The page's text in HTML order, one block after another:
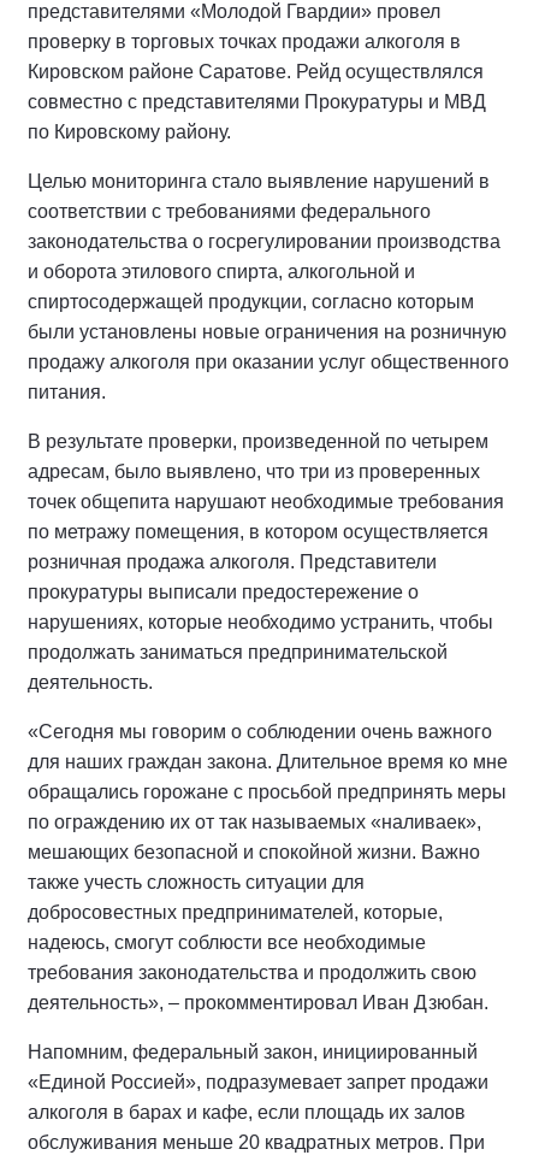
представителями «Молодой Гвардии» провел
проверку в торговых точках продажи алкоголя в
Кировском районе Саратове. Рейд осуществлялся
совместно с представителями Прокуратуры и МВД
по Кировскому району.
Целью мониторинга стало выявление нарушений в
соответствии с требованиями федерального
законодательства о госрегулировании производства
и оборота этилового спирта, алкогольной и
спиртосодержащей продукции, согласно которым
были установлены новые ограничения на розничную
продажу алкоголя при оказании услуг общественного
питания.
В результате проверки, произведенной по четырем
адресам, было выявлено, что три из проверенных
точек общепита нарушают необходимые требования
по метражу помещения, в котором осуществляется
розничная продажа алкоголя. Представители
прокуратуры выписали предостережение о
нарушениях, которые необходимо устранить, чтобы
продолжать заниматься предпринимательской
деятельность.
«Сегодня мы говорим о соблюдении очень важного
для наших граждан закона. Длительное время ко мне
обращались горожане с просьбой предпринять меры
по ограждению их от так называемых «наливаек»,
мешающих безопасной и спокойной жизни. Важно
также учесть сложность ситуации для
добросовестных предпринимателей, которые,
надеюсь, смогут соблюсти все необходимые
требования законодательства и продолжить свою
деятельность», – прокомментировал Иван Дзюбан.
Напомним, федеральный закон, инициированный
«Единой Россией», подразумевает запрет продажи
алкоголя в барах и кафе, если площадь их залов
обслуживания меньше 20 квадратных метров. При